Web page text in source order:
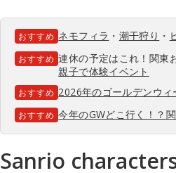
おすすめ ネモフィラ ・ 潮干狩り ・
おすすめ 連休の予定はこれ！関東
親子で体験イベント
おすすめ 2026年のゴールデンウ
おすすめ 今年のGWどこ行く！？
Sanrio